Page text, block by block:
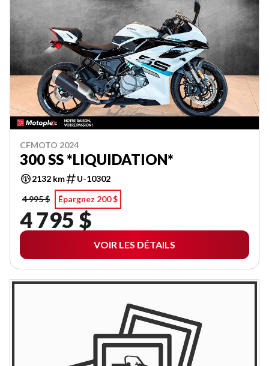
CFMOTO 2024
300 SS *LIQUIDATION*
2132 km
U-10302
4 995 $
Épargnez 200 $
4 795 $
VOIR LES DÉTAILS